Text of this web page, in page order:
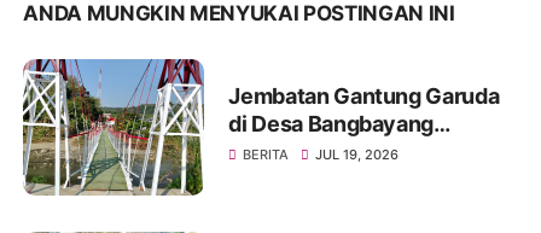
ANDA MUNGKIN MENYUKAI POSTINGAN INI
Jembatan Gantung Garuda
di Desa Bangbayang
Rampung Dibangun, Simbol
BERITA JUL 19, 2026